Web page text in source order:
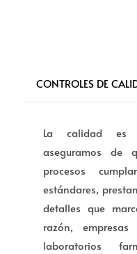
CONTROLES DE
La calidad es
aseguramos de
procesos
estándares,
detalles que
razón,
laboratorios